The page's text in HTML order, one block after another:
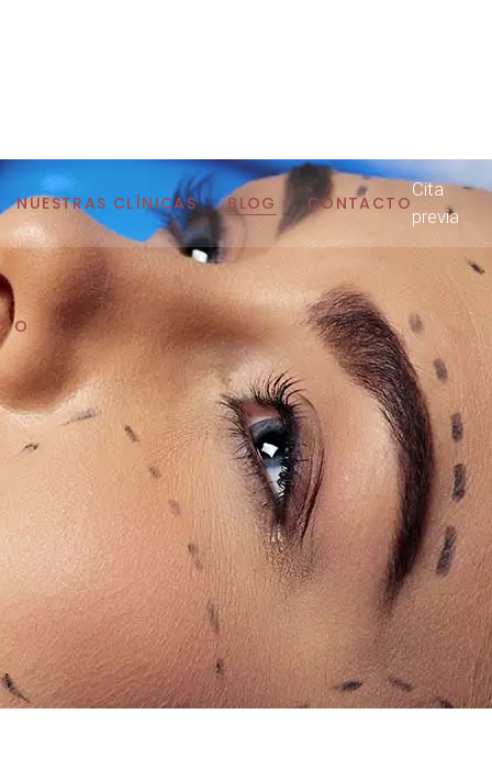
NUESTRAS CLÍNICAS BLOG CONTACTO
Cita
previa